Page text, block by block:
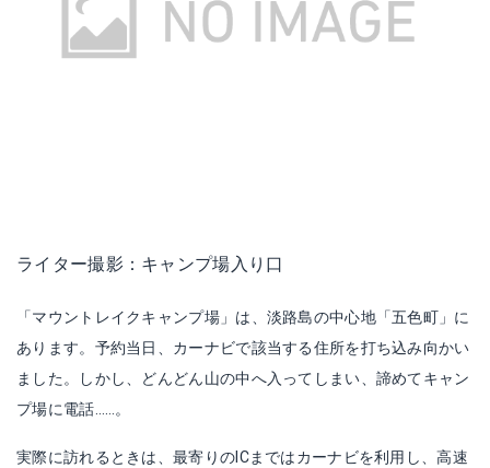
ライター撮影：キャンプ場入り口
「マウントレイクキャンプ場」は、淡路島の中心地「五色町」に
あります。予約当日、カーナビで該当する住所を打ち込み向かい
ました。しかし、どんどん山の中へ入ってしまい、諦めてキャン
プ場に電話……。
実際に訪れるときは、最寄りのICまではカーナビを利用し、高速